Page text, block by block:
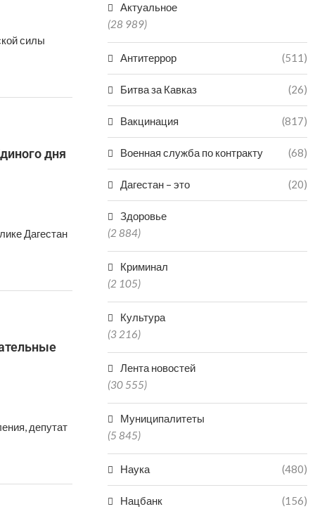
силы
дня
Дагестан
депутат
Актуальное
(28 989)
Антитеррор (511)
Битва за Кавказ (26)
Вакцинация (817)
Военная служба по контракту (68)
Дагестан – это (20)
Здоровье
(2 884)
Криминал
(2 105)
Культура
(3 216)
Лента новостей
(30 555)
Муниципалитеты
(5 845)
Наука (480)
Нацбанк (156)